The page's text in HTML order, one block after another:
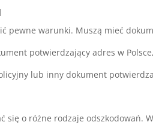
pewne warunki. Muszą mieć
potwierdzający adres w
lub inny dokument
się o różne rodzaje odszkodowań. W